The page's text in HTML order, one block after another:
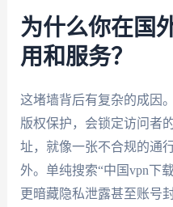
为什么你在国
用和服务？
这堵墙背后有复杂的成因
版权保护，会锁定访问者
址，就像一张不合规的通
外。单纯搜索“中国vpn下
更暗藏隐私泄露甚至账号